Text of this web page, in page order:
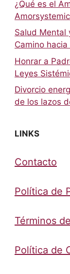
¿Qué es el
Salud Mental
Camino
Honrar a
Leyes
Divorcio
de los lazos
LINKS
Contacto
Política de
Términos
Política de